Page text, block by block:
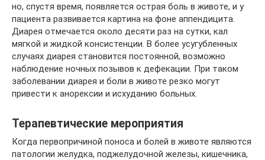
но, спустя время, появляется острая боль в животе, и у
пациента развивается картина на фоне аппендицита.
Диарея отмечается около десяти раз на сутки, кал
мягкой и жидкой консистенции. В более усугубленных
случаях диарея становится постоянной, возможно
наблюдение ночных позывов к дефекации. При таком
заболевании диарея и боли в животе резко могут
привести к анорексии и исхуданию больных.
Терапевтические мероприятия
Когда первопричиной поноса и болей в животе являются
патологии желудка, поджелудочной железы, кишечника,